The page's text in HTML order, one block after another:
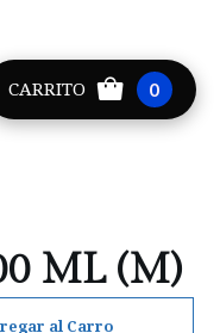
CARRITO 0
ML (M)
al Carro